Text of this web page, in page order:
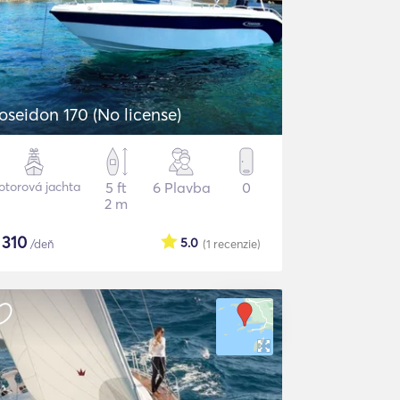
170 (No license)
jachta
5 ft
2 m
6 Plavba 0
310 /deň (1 recenzie)
5.0